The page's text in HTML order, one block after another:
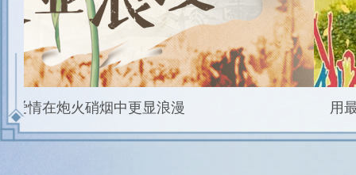
图解丨关于七夕“乞巧” 这几个冷知识你知道吗？